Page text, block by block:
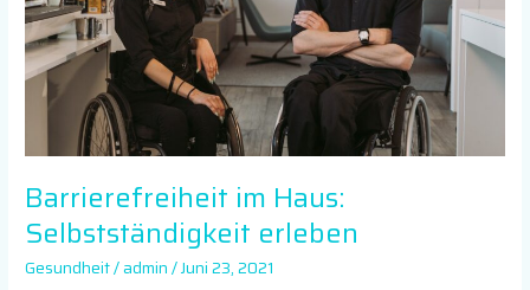
Barrierefreiheit im Haus:
Selbstständigkeit erleben
Gesundheit/admin/Juni 23, 2021